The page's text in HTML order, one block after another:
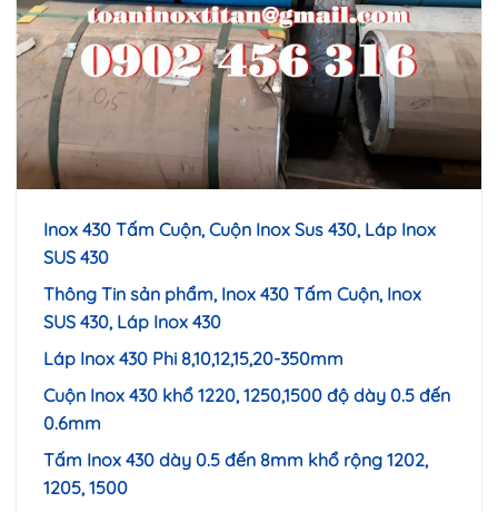
Inox 430 Tấm Cuộn, Cuộn Inox Sus 430, Láp Inox
SUS 430
Thông Tin sản phẩm, Inox 430 Tấm Cuộn, Inox
SUS 430, Láp Inox 430
Láp Inox 430 Phi 8,10,12,15,20-350mm
Cuộn Inox 430 khổ 1220, 1250,1500 độ dày 0.5 đến
0.6mm
Tấm Inox 430 dày 0.5 đến 8mm khổ rộng 1202,
1205, 1500